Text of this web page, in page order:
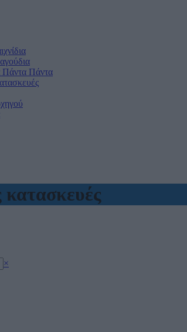
Πάντα Πάντα
×